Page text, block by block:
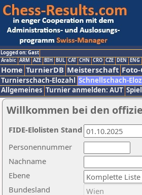
Logged on: Gast
Arabic ARM AZE BIH BUL CAT CHN CRO CZE DEN ENG
Home TurnierDB Meisterschaft
Turnierschach-Elozahl Schnellschach-
Allgemeines Turnier anmelden: AUT
Willkommen bei den
Nachname
Ebene
Personennummer
Bundesland
FIDE-Elolisten Stand